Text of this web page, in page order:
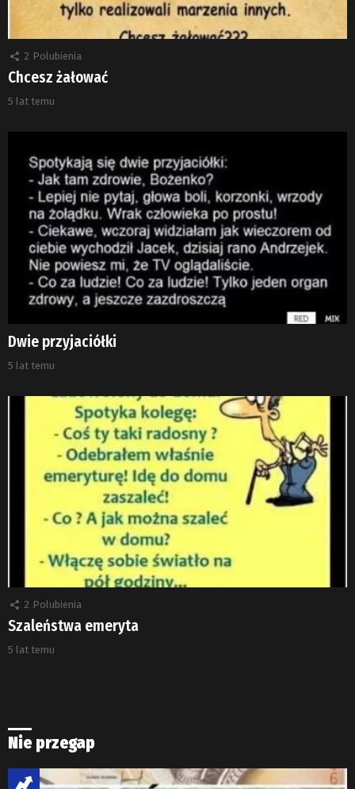
2 Polubienia
Chcesz żałować
5 lat temu
Dwie przyjaciółki
5 lat temu
2 Polubienia
Szaleństwa emeryta
5 lat temu
Nie przegap